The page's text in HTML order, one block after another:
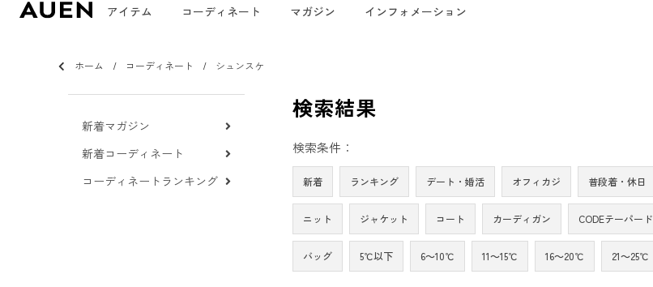
アイテム コーディネート マガジン インフォメーション
ホーム コーディネート シュンスケ
新着マガジン
新着コーディネート
コーディネートランキング
検索結果
検索条件：
新着 ランキング デート・婚活 オフィカジ 普段着・休日
ニット ジャケット コート カーディガン CODEテーパード
バッグ 5℃以下 6～10℃ 11～15℃ 16～20℃ 21～25℃